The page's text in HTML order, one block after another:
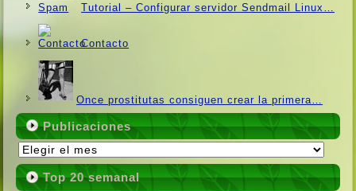
Tutorial – Configurar servidor Sendmail Linux…
Contacto
Once prostitutas consiguen crear la primera…
Publicaciones
Publicaciones
Top 20 semanal